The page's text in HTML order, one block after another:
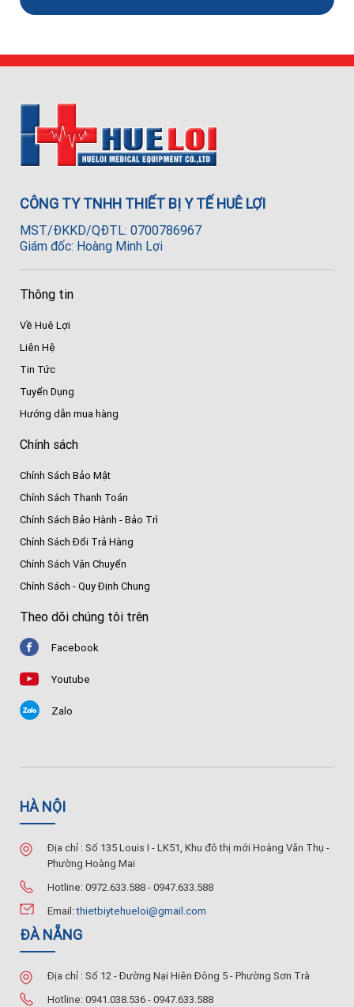
CÔNG TY TNHH THIẾT BỊ Y TẾ HUÊ LỢI
MST/ĐKKD/QĐTL: 0700786967
Giám đốc: Hoàng Minh Lợi
Thông tin
Về Huê Lợi
Liên Hệ
Tin Tức
Tuyển Dụng
Hướng dẫn mua hàng
Chính sách
Chính Sách Bảo Mật
Chính Sách Thanh Toán
Chính Sách Bảo Hành - Bảo Trì
Chính Sách Đổi Trả Hàng
Chính Sách Vận Chuyển
Chính Sách - Quy Định Chung
Theo dõi chúng tôi trên
Facebook
Youtube
Zalo
HÀ NỘI
Địa chỉ : Số 135 Louis I - LK51, Khu đô thị mới Hoàng Văn Thụ -
Phường Hoàng Mai
Hotline: 0972.633.588 - 0947.633.588
Email:thietbiytehueloi@gmail.com
ĐÀ NẴNG
Địa chỉ : Số 12 - Đường Nại Hiên Đông 5 - Phường Sơn Trà
Hotline: 0941.038.536 - 0947.633.588